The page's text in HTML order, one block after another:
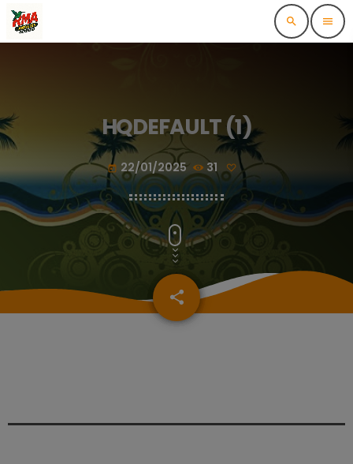
search menu
HQDEFAULT (1)
today 22/01/2025 31
share
email